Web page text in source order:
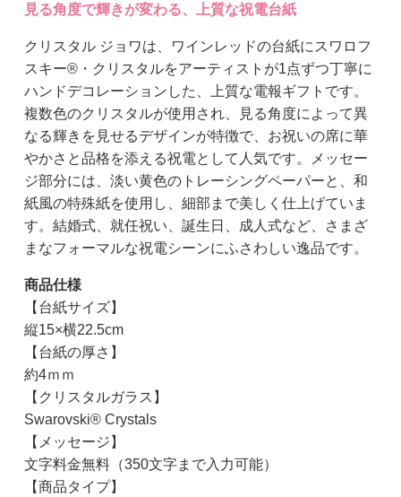
見る角度で輝きが変わる、上質な祝電台紙
クリスタル ジョワは、ワインレッドの台紙にスワロフ
スキー®・クリスタルをアーティストが1点ずつ丁寧に
ハンドデコレーションした、上質な電報ギフトです。
複数色のクリスタルが使用され、見る角度によって異
なる輝きを見せるデザインが特徴で、お祝いの席に華
やかさと品格を添える祝電として人気です。メッセー
ジ部分には、淡い黄色のトレーシングペーパーと、和
紙風の特殊紙を使用し、細部まで美しく仕上げていま
す。結婚式、就任祝い、誕生日、成人式など、さまざ
まなフォーマルな祝電シーンにふさわしい逸品です。
商品仕様
【台紙サイズ】
縦15×横22.5cm
【台紙の厚さ】
約4ｍｍ
【クリスタルガラス】
Swarovski® Crystals
【メッセージ】
文字料金無料（350文字まで入力可能）
【商品タイプ】